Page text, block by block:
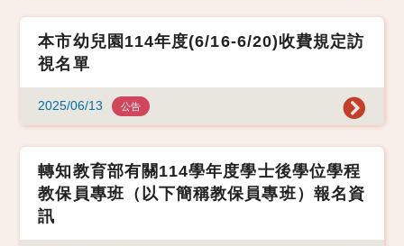
本市幼兒園114年度(6/16-6/20)收費規定訪
視名單
2025/06/13 公告
轉知教育部有關114學年度學士後學位學程
教保員專班（以下簡稱教保員專班）報名資
訊